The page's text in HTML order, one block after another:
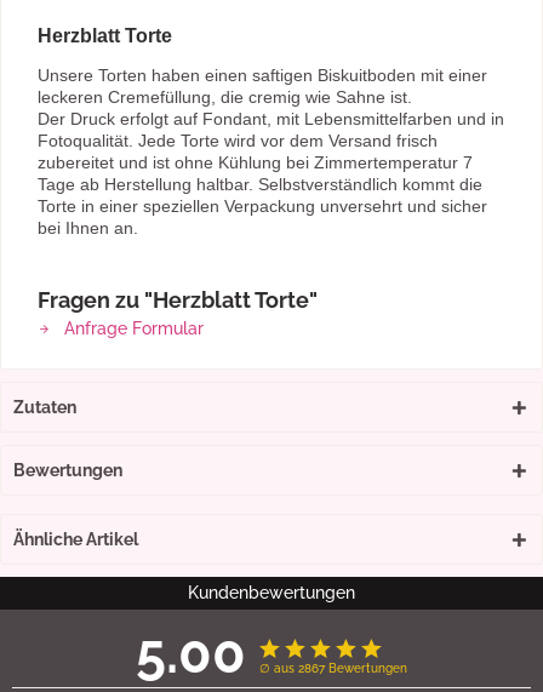
Herzblatt Torte
Unsere Torten haben einen saftigen Biskuitboden mit einer
leckeren Cremefüllung, die cremig wie Sahne ist.
Der Druck erfolgt auf Fondant, mit Lebensmittelfarben und in
Fotoqualität. Jede Torte wird vor dem Versand frisch
zubereitet und ist ohne Kühlung bei Zimmertemperatur 7
Tage ab Herstellung haltbar. Selbstverständlich kommt die
Torte in einer speziellen Verpackung unversehrt und sicher
bei Ihnen an.
Fragen zu "Herzblatt Torte"
Anfrage Formular
Zutaten
Bewertungen
Ähnliche Artikel
Kundenbewertungen
5.00 ∅ aus 2867 Bewertungen